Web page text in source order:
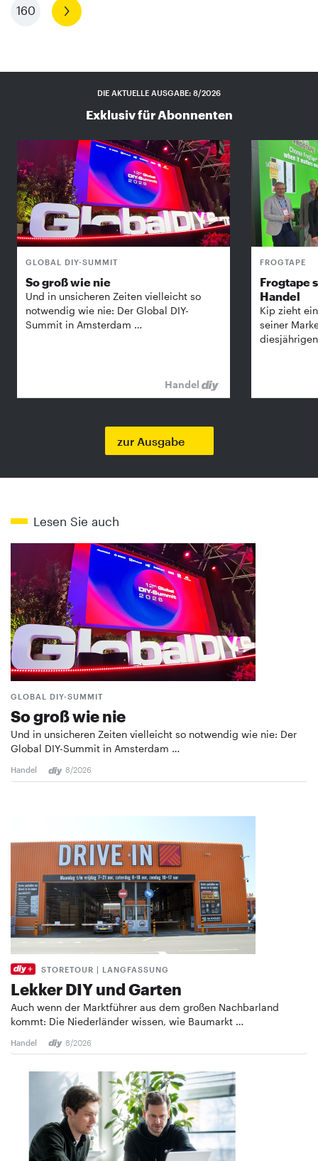
160 Nächste
DIE AKTUELLE AUSGABE: 8/2026
Exklusiv für Abonnenten
GLOBAL DIY-SUMMIT
So groß wie nie
Und in unsicheren Zeiten vielleicht so
notwendig wie nie: Der Global DIY-
Summit in Amsterdam …
Handel
FROGTAPE
Frogtape
Handel
Kip zieht
seiner
zur Ausgabe
Lesen Sie auch
GLOBAL DIY-SUMMIT
So groß wie nie
Und in unsicheren Zeiten vielleicht so notwendig wie nie: Der
Global DIY-Summit in Amsterdam …
Handel 8/2026
STORETOUR | LANGFASSUNG
Lekker DIY und Garten
Auch wenn der Marktführer aus dem großen Nachbarland
kommt: Die Niederländer wissen, wie Baumarkt …
Handel 8/2026